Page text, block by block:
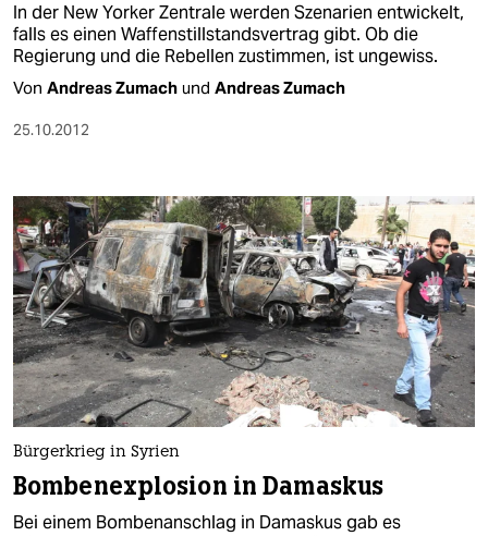
In der New Yorker Zentrale werden Szenarien entwickelt,
falls es einen Waffenstillstandsvertrag gibt. Ob die
Regierung und die Rebellen zustimmen, ist ungewiss.
Von Andreas Zumach und Andreas Zumach
25.10.2012
Bürgerkrieg in Syrien
Bombenexplosion in Damaskus
Bei einem Bombenanschlag in Damaskus gab es